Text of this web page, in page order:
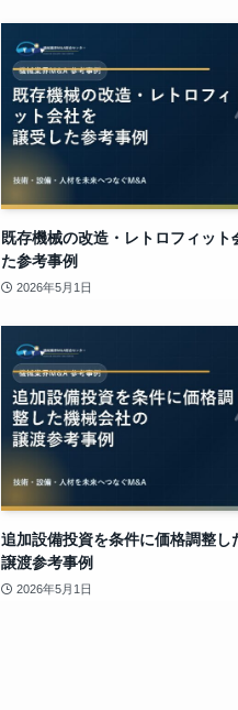
既存機械の改造・レトロフィット
た参考事例
2026年5月1日
追加設備投資を条件に価格調整し
譲渡参考事例
2026年5月1日